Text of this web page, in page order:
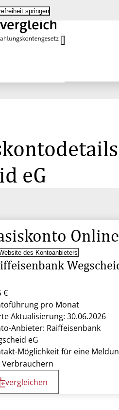
springen
eG
Online
des Kontoanbieters
€
pro Monat
Aktualisierung: 30.06.2026
Anbieter: Raiffeisenbank
eG
Möglichkeit für eine
Verbrauchern
vergleichen